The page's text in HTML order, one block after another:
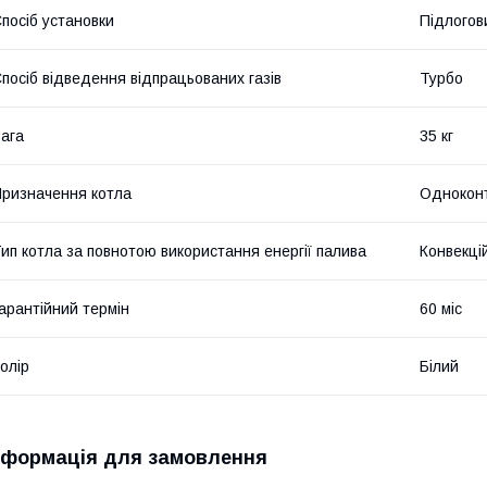
установки
відведення відпрацьованих газів Турбо
35 кг
котла
котла за повнотою використання енергії палива
термін 60 міс
Білий
для замовлення